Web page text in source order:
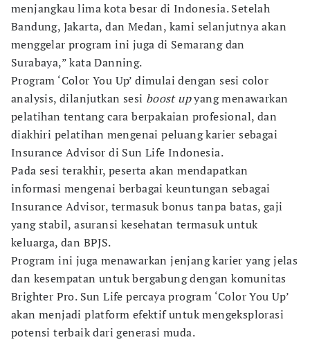
menjangkau lima kota besar di Indonesia. Setelah
Bandung, Jakarta, dan Medan, kami selanjutnya akan
menggelar program ini juga di Semarang dan
Surabaya,” kata Danning.
Program ‘Color You Up’ dimulai dengan sesi color
analysis, dilanjutkan sesi boost upyang menawarkan
pelatihan tentang cara berpakaian profesional, dan
diakhiri pelatihan mengenai peluang karier sebagai
Insurance Advisor di Sun Life Indonesia.
Pada sesi terakhir, peserta akan mendapatkan
informasi mengenai berbagai keuntungan sebagai
Insurance Advisor, termasuk bonus tanpa batas, gaji
yang stabil, asuransi kesehatan termasuk untuk
keluarga, dan BPJS.
Program ini juga menawarkan jenjang karier yang jelas
dan kesempatan untuk bergabung dengan komunitas
Brighter Pro. Sun Life percaya program ‘Color You Up’
akan menjadi platform efektif untuk mengeksplorasi
potensi terbaik dari generasi muda.